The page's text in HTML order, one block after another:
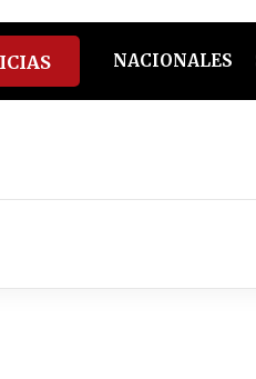
NACIONALES